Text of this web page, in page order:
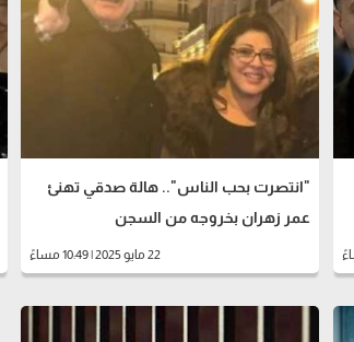
"انتصرت بحب الناس".. هالة صدقي تهنئ
عمر زهران بخروجه من السجن
22 مايو 2025 | 10:49 مساءً